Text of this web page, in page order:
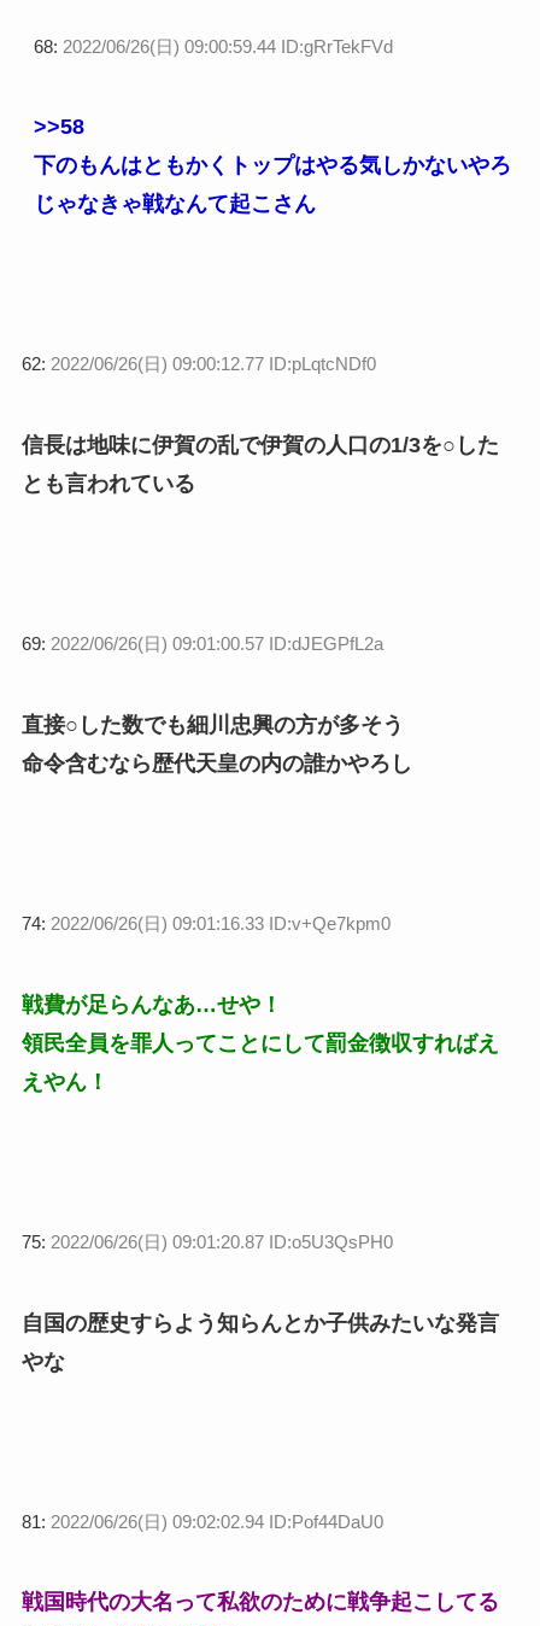
68: 2022/06/26(日) 09:00:59.44 ID:gRrTekFVd
>>58
下のもんはともかくトップはやる気しかないやろ
じゃなきゃ戦なんて起こさん
62: 2022/06/26(日) 09:00:12.77 ID:pLqtcNDf0
信長は地味に伊賀の乱で伊賀の人口の1/3を○した
とも言われている
69: 2022/06/26(日) 09:01:00.57 ID:dJEGPfL2a
直接○した数でも細川忠興の方が多そう
命令含むなら歴代天皇の内の誰かやろし
74: 2022/06/26(日) 09:01:16.33 ID:v+Qe7kpm0
戦費が足らんなあ…せや！
領民全員を罪人ってことにして罰金徴収すればえ
えやん！
75: 2022/06/26(日) 09:01:20.87 ID:o5U3QsPH0
自国の歴史すらよう知らんとか子供みたいな発言
やな
81: 2022/06/26(日) 09:02:02.94 ID:Pof44DaU0
戦国時代の大名って私欲のために戦争起こしてる